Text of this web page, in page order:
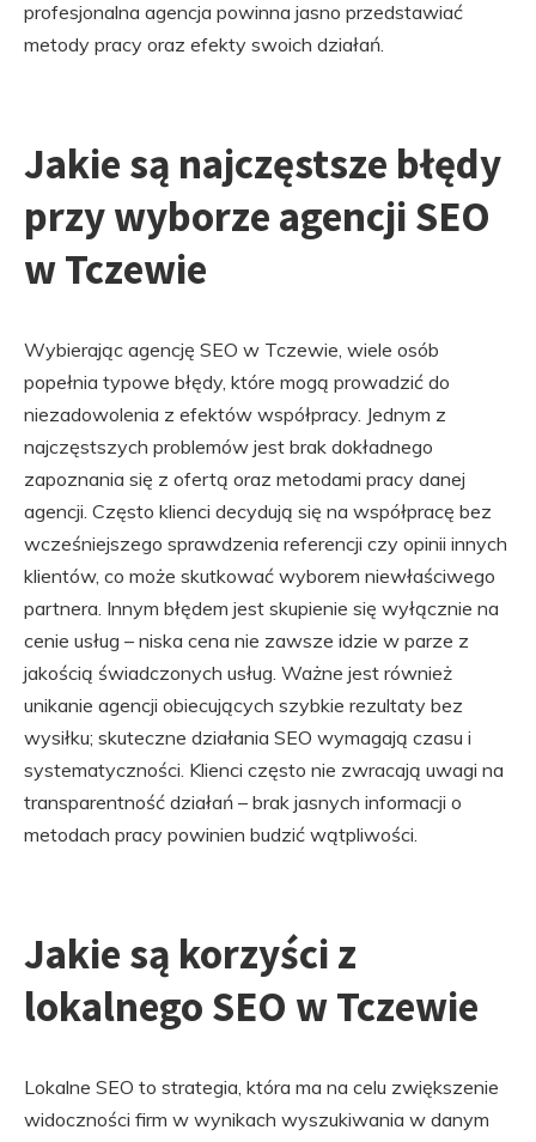
profesjonalna agencja powinna jasno przedstawiać
metody pracy oraz efekty swoich działań.
Jakie są najczęstsze błędy
przy wyborze agencji SEO
w Tczewie
Wybierając agencję SEO w Tczewie, wiele osób
popełnia typowe błędy, które mogą prowadzić do
niezadowolenia z efektów współpracy. Jednym z
najczęstszych problemów jest brak dokładnego
zapoznania się z ofertą oraz metodami pracy danej
agencji. Często klienci decydują się na współpracę bez
wcześniejszego sprawdzenia referencji czy opinii innych
klientów, co może skutkować wyborem niewłaściwego
partnera. Innym błędem jest skupienie się wyłącznie na
cenie usług – niska cena nie zawsze idzie w parze z
jakością świadczonych usług. Ważne jest również
unikanie agencji obiecujących szybkie rezultaty bez
wysiłku; skuteczne działania SEO wymagają czasu i
systematyczności. Klienci często nie zwracają uwagi na
transparentność działań – brak jasnych informacji o
metodach pracy powinien budzić wątpliwości.
Jakie są korzyści z
lokalnego SEO w Tczewie
Lokalne SEO to strategia, która ma na celu zwiększenie
widoczności firm w wynikach wyszukiwania w danym